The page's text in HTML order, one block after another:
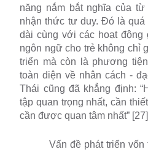
năng nắm bắt nghĩa của
nhận thức tư duy. Đó là quá
dài cùng với các hoạt động
ngôn ngữ cho trẻ không chỉ
triển mà còn là phương
toàn diện về nhân cách -
Thái cũng đã khẳng định:
tập quan trọng nhất, cần
cần được quan tâm nhất”
Vấn đề phát triển